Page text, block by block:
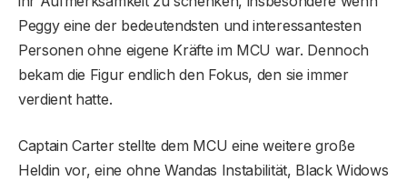
Peggy eine der bedeutendsten und interessantesten
Personen ohne eigene Kräfte im MCU war. Dennoch
bekam die Figur endlich den Fokus, den sie immer
verdient hatte.
Captain Carter stellte dem MCU eine weitere große
Heldin vor, eine ohne Wandas Instabilität, Black Widows